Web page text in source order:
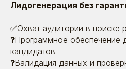
Лидогенерация без
✅Охват аудитории в
❓Программное обеспечение
кандидатов
❓Валидация данных и